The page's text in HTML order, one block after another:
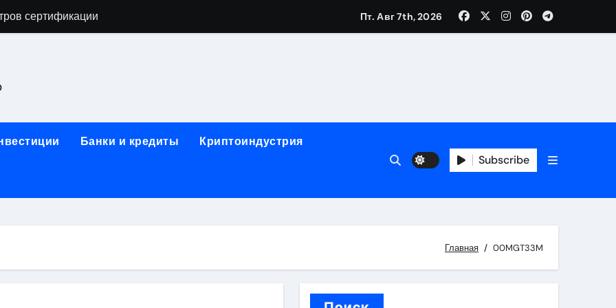
сертификации
и электрооборудование для ногтевого сервиса, наращивания ресниц и депиляции
базальтового теплоизоляционного шнура разных диаметров
для освоения актуальных профессий онлайн
данных назначение и виды
Пт. Авг 7th, 2026
Банки и кредиты Криптоиндустрия
Subscribe
Главная 00MGT33M